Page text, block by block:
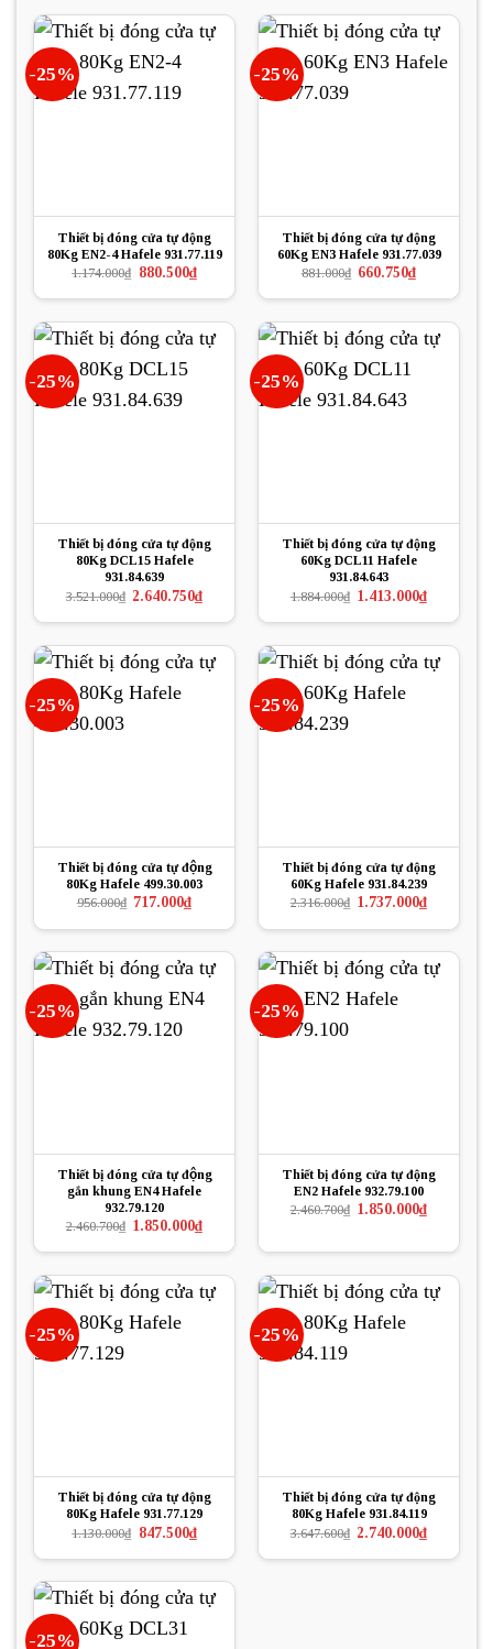
1.754.250₫.
-25%
Thiết bị đóng cửa tự động
80Kg EN2-4 Hafele 931.77.119
1.174.000₫ Giá
là:
880.500₫Giá
hiện
tại
880.500₫.
-25%
Thiết bị đóng cửa tự động
60Kg EN3 Hafele 931.77.039
881.000₫ Giá
là:
660.750₫Giá
hiện
tại
660.750₫.
-25%
Thiết bị đóng cửa tự động
80Kg DCL15 Hafele
931.84.639
3.521.000₫ Giá
là:
2.640.750₫Giá
hiện
tại
2.640.750₫.
-25%
Thiết bị đóng cửa tự động
60Kg DCL11 Hafele
931.84.643
1.884.000₫ Giá
là:
1.413.000₫Giá
hiện
tại
1.413.000₫.
-25%
Thiết bị đóng cửa tự động
80Kg Hafele 499.30.003
956.000₫ Giá
là:
717.000₫Giá
hiện
tại
717.000₫.
-25%
Thiết bị đóng cửa tự động
60Kg Hafele 931.84.239
2.316.000₫ Giá
là:
1.737.000₫Giá
hiện
tại
1.737.000₫.
-25%
Thiết bị đóng cửa tự động
gắn khung EN4 Hafele
932.79.120
2.460.700₫ Giá
là:
1.850.000₫Giá
hiện
tại
1.850.000₫.
-25%
Thiết bị đóng cửa tự động
EN2 Hafele 932.79.100
2.460.700₫ Giá
1.850.000₫Giá
hiện
-25%
Thiết bị đóng cửa tự động
80Kg Hafele 931.77.129
1.130.000₫ Giá
là:
847.500₫Giá
hiện
tại
847.500₫.
-25%
Thiết bị đóng cửa tự động
80Kg Hafele 931.84.119
3.647.600₫ Giá
là:
2.740.000₫Giá
hiện
tại
-25%